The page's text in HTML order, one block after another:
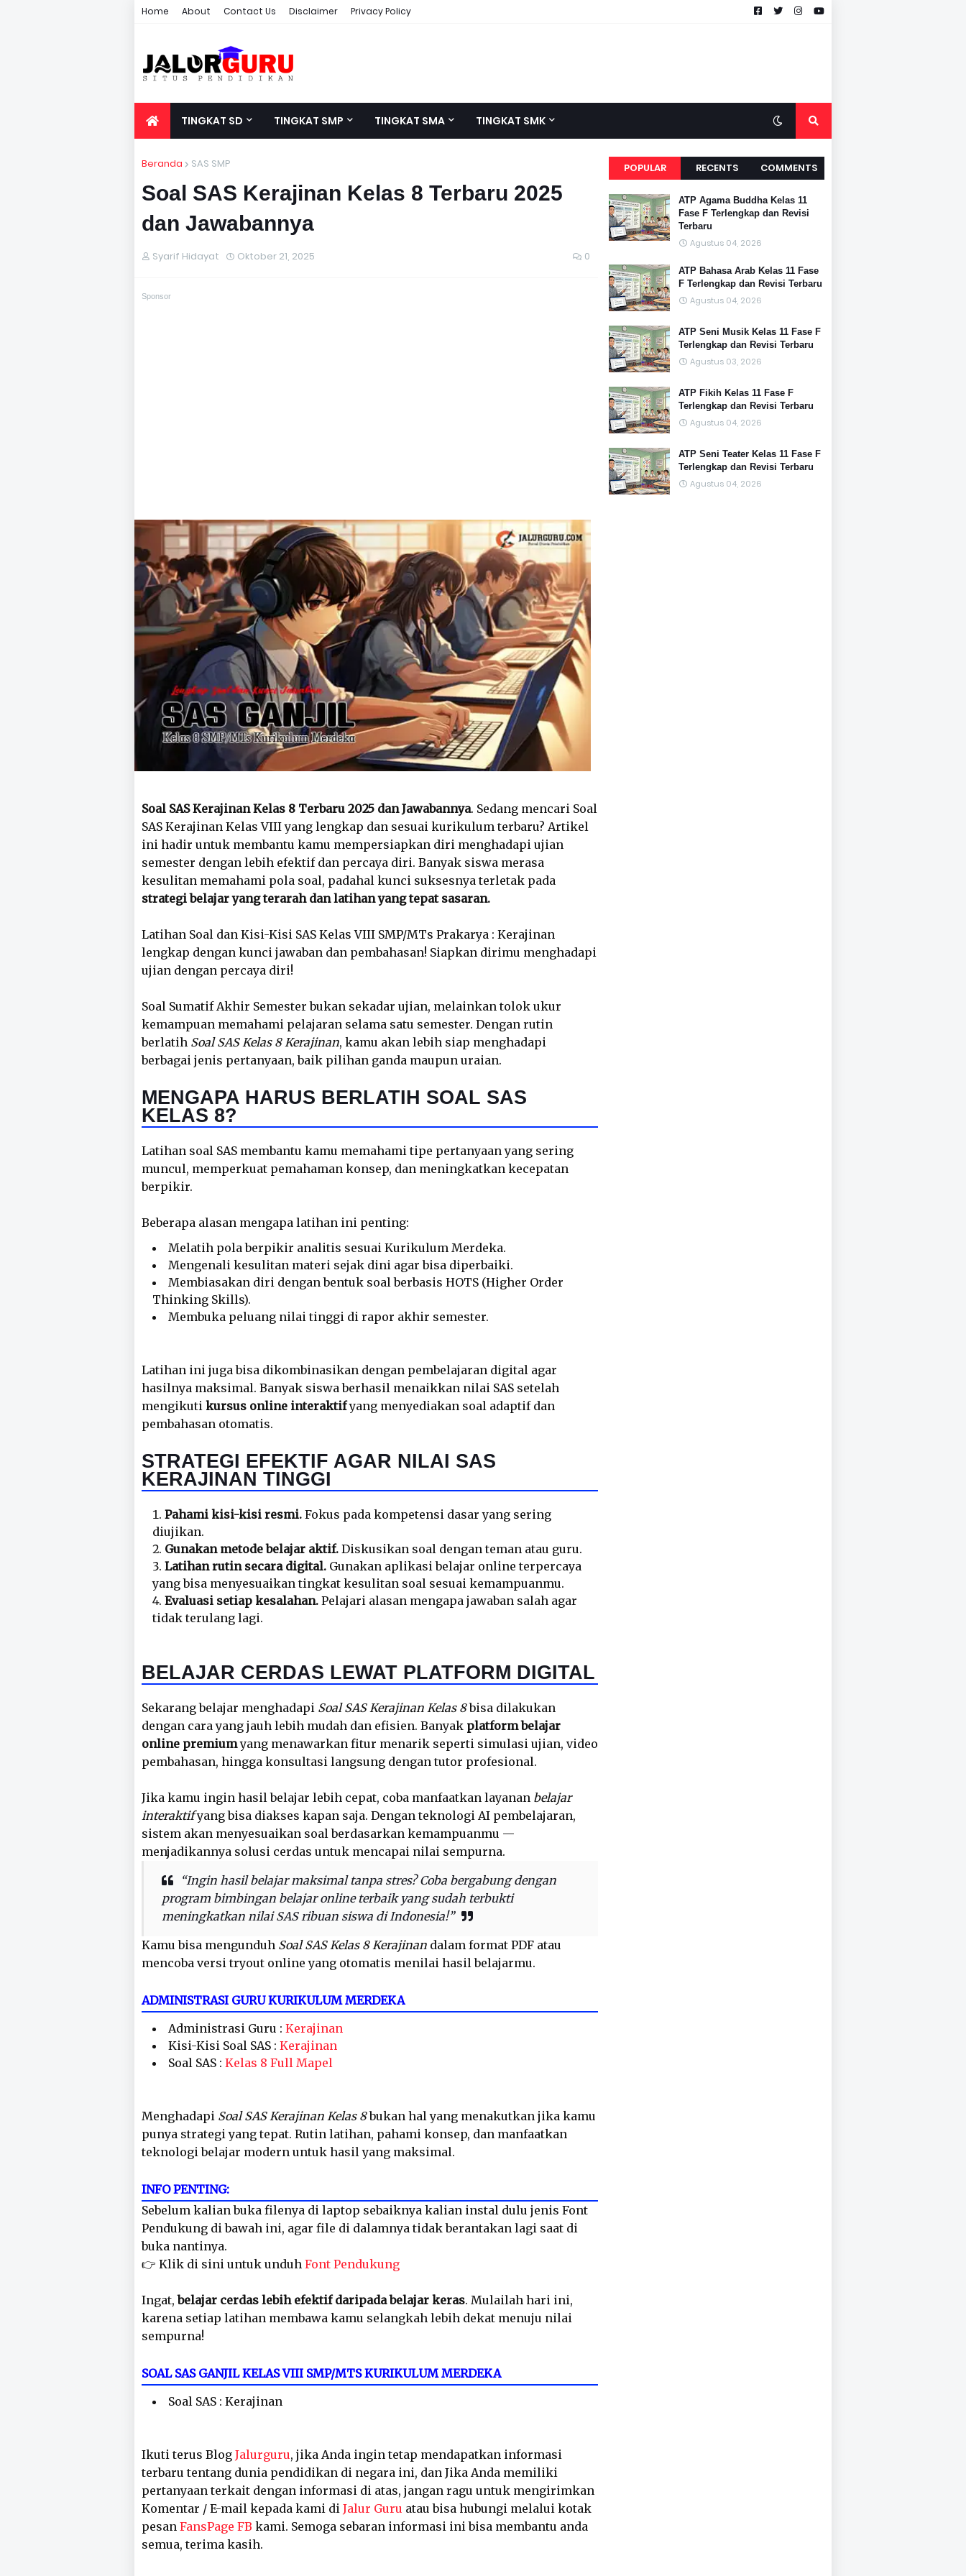
Home About Contact Us Disclaimer Privacy Policy
TINGKAT SD TINGKAT SMP TINGKAT SMA TINGKAT SMK
Beranda SAS SMP
Soal SAS Kerajinan Kelas 8 Terbaru 2025
dan Jawabannya
Syarif Hidayat Oktober 21, 2025 0
Sponsor
Soal SAS Kerajinan Kelas 8 Terbaru 2025 dan Jawabannya. Sedang mencari Soal
SAS Kerajinan Kelas VIII yang lengkap dan sesuai kurikulum terbaru? Artikel
ini hadir untuk membantu kamu mempersiapkan diri menghadapi ujian
semester dengan lebih efektif dan percaya diri. Banyak siswa merasa
kesulitan memahami pola soal, padahal kunci suksesnya terletak pada
strategi belajar yang terarah dan latihan yang tepat sasaran.
Latihan Soal dan Kisi-Kisi SAS Kelas VIII SMP/MTs Prakarya : Kerajinan
lengkap dengan kunci jawaban dan pembahasan! Siapkan dirimu menghadapi
ujian dengan percaya diri!
Soal Sumatif Akhir Semester bukan sekadar ujian, melainkan tolok ukur
kemampuan memahami pelajaran selama satu semester. Dengan rutin
berlatih Soal SAS Kelas 8 Kerajinan, kamu akan lebih siap menghadapi
berbagai jenis pertanyaan, baik pilihan ganda maupun uraian.
MENGAPA HARUS BERLATIH SOAL SAS
KELAS 8?
Latihan soal SAS membantu kamu memahami tipe pertanyaan yang sering
muncul, memperkuat pemahaman konsep, dan meningkatkan kecepatan
berpikir.
Beberapa alasan mengapa latihan ini penting:
Melatih pola berpikir analitis sesuai Kurikulum Merdeka.
Mengenali kesulitan materi sejak dini agar bisa diperbaiki.
Membiasakan diri dengan bentuk soal berbasis HOTS (Higher Order
Thinking Skills).
Membuka peluang nilai tinggi di rapor akhir semester.
Latihan ini juga bisa dikombinasikan dengan pembelajaran digital agar
hasilnya maksimal. Banyak siswa berhasil menaikkan nilai SAS setelah
mengikuti kursus online interaktifyang menyediakan soal adaptif dan
pembahasan otomatis.
STRATEGI EFEKTIF AGAR NILAI SAS
KERAJINAN TINGGI
Pahami kisi-kisi resmi. Fokus pada kompetensi dasar yang sering
diujikan.
Gunakan metode belajar aktif. Diskusikan soal dengan teman atau guru.
Latihan rutin secara digital. Gunakan aplikasi belajar online terpercaya
yang bisa menyesuaikan tingkat kesulitan soal sesuai kemampuanmu.
Evaluasi setiap kesalahan. Pelajari alasan mengapa jawaban salah agar
tidak terulang lagi.
BELAJAR CERDAS LEWAT PLATFORM DIGITAL
Sekarang belajar menghadapi Soal SAS Kerajinan Kelas 8bisa dilakukan
dengan cara yang jauh lebih mudah dan efisien. Banyak platform belajar
online premiumyang menawarkan fitur menarik seperti simulasi ujian, video
pembahasan, hingga konsultasi langsung dengan tutor profesional.
Jika kamu ingin hasil belajar lebih cepat, coba manfaatkan layanan belajar
interaktifyang bisa diakses kapan saja. Dengan teknologi AI pembelajaran,
sistem akan menyesuaikan soal berdasarkan kemampuanmu —
menjadikannya solusi cerdas untuk mencapai nilai sempurna.
“Ingin hasil belajar maksimal tanpa stres? Coba bergabung dengan
program bimbingan belajar online terbaik yang sudah terbukti
meningkatkan nilai SAS ribuan siswa di Indonesia!”
Kamu bisa mengunduh Soal SAS Kelas 8 Kerajinan dalam format PDF atau
mencoba versi tryout online yang otomatis menilai hasil belajarmu.
ADMINISTRASI GURU KURIKULUM MERDEKA
Administrasi Guru : Kerajinan
Kisi-Kisi Soal SAS : Kerajinan
Soal SAS : Kelas 8 Full Mapel
Menghadapi Soal SAS Kerajinan Kelas 8bukan hal yang menakutkan jika kamu
punya strategi yang tepat. Rutin latihan, pahami konsep, dan manfaatkan
teknologi belajar modern untuk hasil yang maksimal.
INFO PENTING:
Sebelum kalian buka filenya di laptop sebaiknya kalian instal dulu jenis Font
Pendukung di bawah ini, agar file di dalamnya tidak berantakan lagi saat di
buka nantinya.
👉 Klik di sini untuk unduh Font Pendukung
Ingat,belajar cerdas lebih efektif daripada belajar keras. Mulailah hari ini,
karena setiap latihan membawa kamu selangkah lebih dekat menuju nilai
sempurna!
SOAL SAS GANJIL KELAS VIII SMP/MTS KURIKULUM MERDEKA
Soal SAS : Kerajinan
Ikuti terus Blog Jalurguru, jika Anda ingin tetap mendapatkan informasi
terbaru tentang dunia pendidikan di negara ini, dan Jika Anda memiliki
pertanyaan terkait dengan informasi di atas, jangan ragu untuk mengirimkan
Komentar / E-mail kepada kami di Jalur Guru atau bisa hubungi melalui kotak
pesan FansPage FB kami. Semoga sebaran informasi ini bisa membantu anda
semua, terima kasih.
POPULAR RECENTS COMMENTS
ATP Agama Buddha Kelas 11
Fase F Terlengkap dan Revisi
Terbaru
Agustus 04, 2026
ATP Bahasa Arab Kelas 11 Fase
F Terlengkap dan Revisi Terbaru
Agustus 04, 2026
ATP Seni Musik Kelas 11 Fase F
Terlengkap dan Revisi Terbaru
Agustus 03, 2026
ATP Fikih Kelas 11 Fase F
Terlengkap dan Revisi Terbaru
Agustus 04, 2026
ATP Seni Teater Kelas 11 Fase F
Terlengkap dan Revisi Terbaru
Agustus 04, 2026